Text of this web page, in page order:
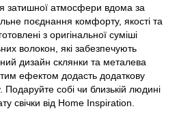
затишної атмосфери вдома за
поєднання комфорту, якості та
з оригінальної суміші
волокон, які забезпечують
дизайн склянки та металева
ефектом додасть додаткову
собі чи близькій людині
свічки від Home Inspiration.